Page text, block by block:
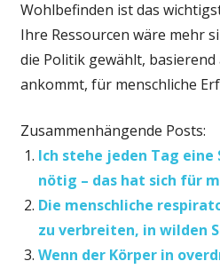
Wohlbefinden ist das
Ihre Ressourcen wäre mehr
die Politik gewählt,
ankommt, für menschliche
Zusammenhängende Posts:
Ich stehe jeden Tag
nötig – das hat sich für
Die menschliche
zu verbreiten, in wilden
Wenn der Körper in